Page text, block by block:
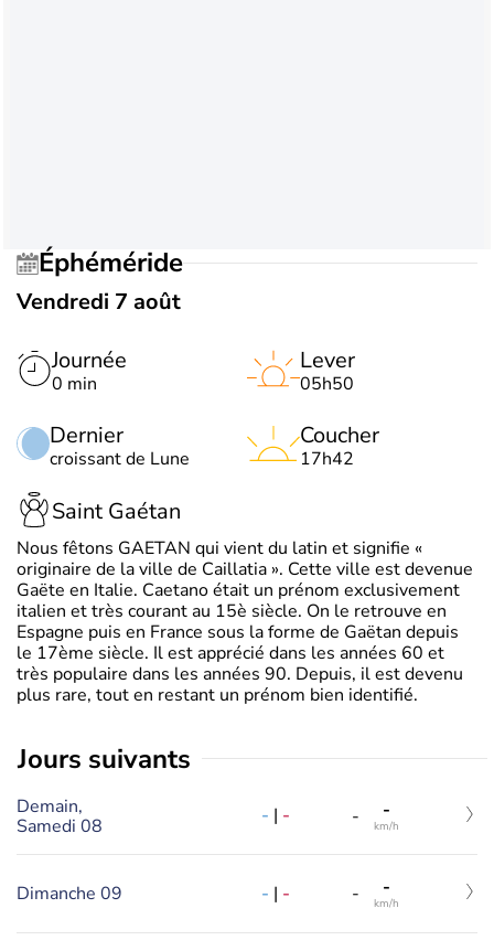
Éphéméride
Vendredi 7 août
Journée
0 min
Dernier
croissant de Lune
Lever
05h50
Coucher
17h42
Saint Gaétan
Nous fêtons GAETAN qui vient du latin et signifie «
originaire de la ville de Caillatia ». Cette ville est devenue
Gaëte en Italie. Caetano était un prénom exclusivement
italien et très courant au 15è siècle. On le retrouve en
Espagne puis en France sous la forme de Gaëtan depuis
le 17ème siècle. Il est apprécié dans les années 60 et
très populaire dans les années 90. Depuis, il est devenu
plus rare, tout en restant un prénom bien identifié.
jours suivants
Demain,
Samedi 08
- | - - -
km/h
Dimanche 09 - | - - -
km/h